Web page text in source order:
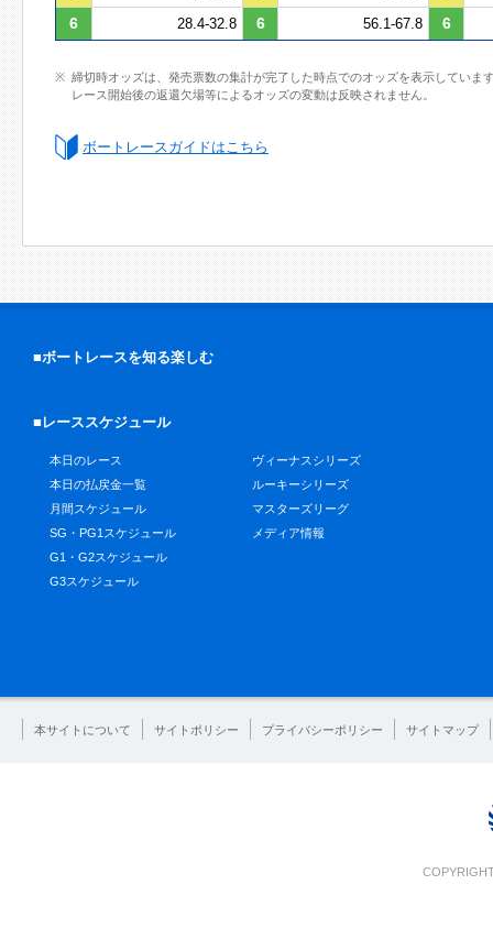
6
28.4-32.8 6 56.1-67.8 6
締切時オッズは、発売票数の集計が完了した時点でのオッズを表示していま
レース開始後の返還欠場等によるオッズの変動は反映されません。
ボートレースガイドはこちら
■ボートレースを知る楽しむ
■レーススケジュール
本日のレース
本日の払戻金一覧
月間スケジュール
SG・PG1スケジュール
G1・G2スケジュール
G3スケジュール
ヴィーナスシリーズ
ルーキーシリーズ
マスターズリーグ
メディア情報
本サイトについて サイトポリシー プライバシーポリシー サイトマップ